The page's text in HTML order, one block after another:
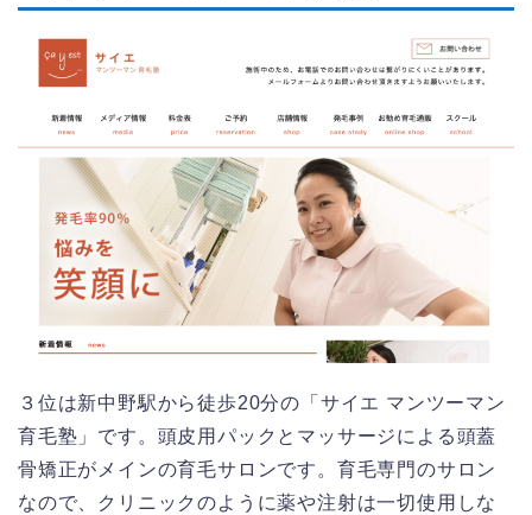
３位は新中野駅から徒歩20分の「サイエ マンツーマン
育毛塾」です。頭皮用パックとマッサージによる頭蓋
骨矯正がメインの育毛サロンです。育毛専門のサロン
なので、クリニックのように薬や注射は一切使用しな